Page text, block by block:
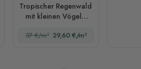
Tropischer Regenwald
mit kleinen Vögeln
37 €/m² 29,60 €/m²